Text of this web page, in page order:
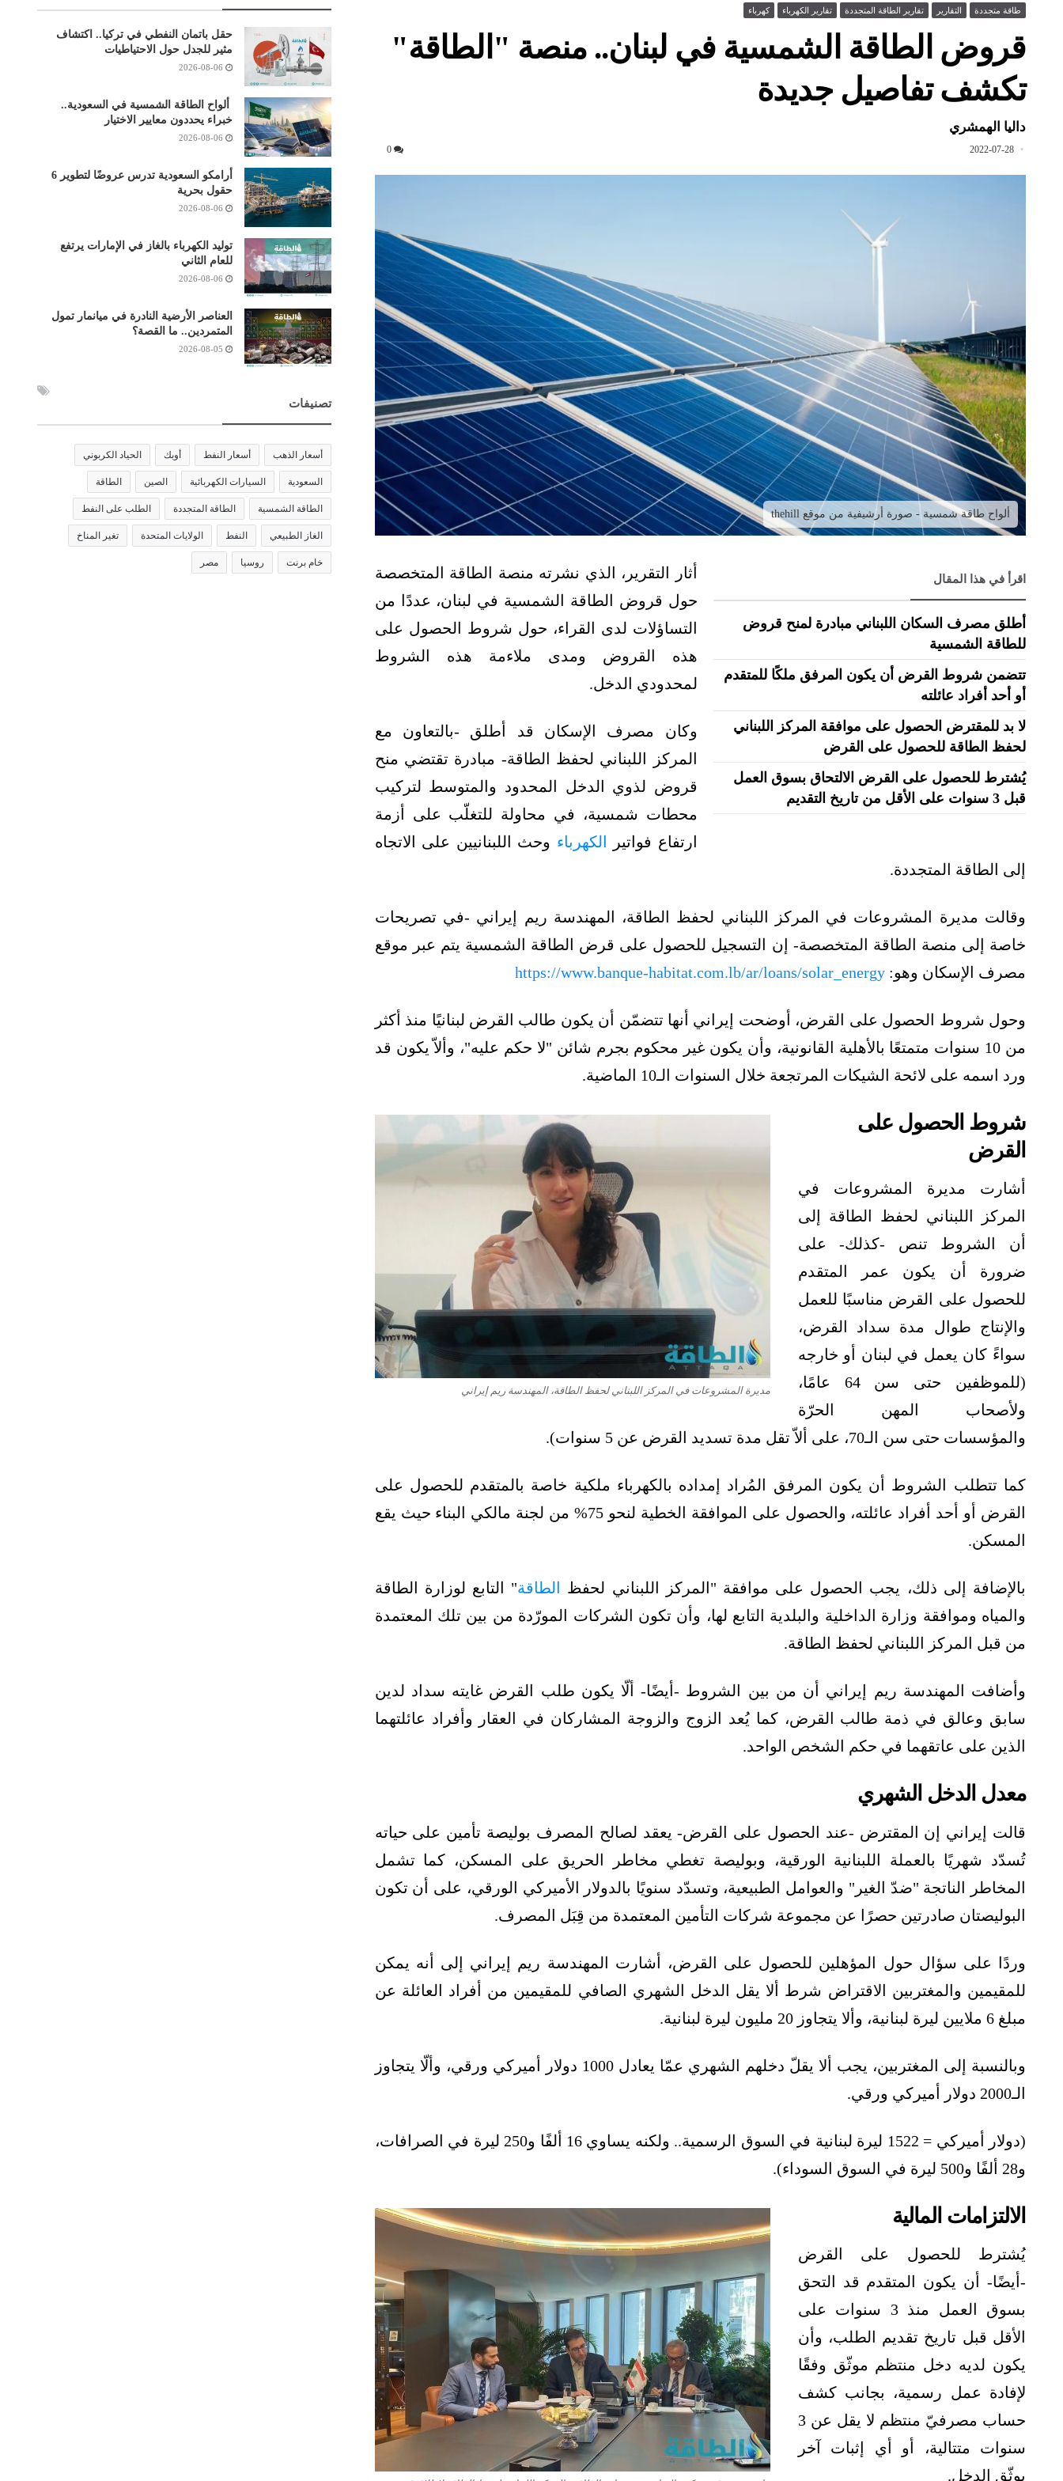
طاقة متجددة التقارير تقارير الطاقة المتجددة تقارير الكهرباء كهرباء
قروض الطاقة الشمسية في لبنان.. منصة "الطاقة"
تكشف تفاصيل جديدة
داليا الهمشري
2022-07-28
0
ألواح طاقة شمسية - صورة أرشيفية من موقع thehill
اقرأ في هذا المقال
أطلق مصرف السكان اللبناني مبادرة لمنح قروض
للطاقة الشمسية
تتضمن شروط القرض أن يكون المرفق ملكًا للمتقدم
أو أحد أفراد عائلته
لا بد للمقترض الحصول على موافقة المركز اللبناني
لحفظ الطاقة للحصول على القرض
يُشترط للحصول على القرض الالتحاق بسوق العمل
قبل 3 سنوات على الأقل من تاريخ التقديم
أثار التقرير، الذي نشرته منصة الطاقة المتخصصة
حول قروض الطاقة الشمسية في لبنان، عددًا من
التساؤلات لدى القراء، حول شروط الحصول على
هذه القروض ومدى ملاءمة هذه الشروط
لمحدودي الدخل.
وكان مصرف الإسكان قد أطلق -بالتعاون مع
المركز اللبناني لحفظ الطاقة- مبادرة تقتضي منح
قروض لذوي الدخل المحدود والمتوسط لتركيب
محطات شمسية، في محاولة للتغلّب على أزمة
ارتفاع فواتير الكهرباء وحث اللبنانيين على الاتجاه
إلى الطاقة المتجددة.
وقالت مديرة المشروعات في المركز اللبناني لحفظ الطاقة، المهندسة ريم إيراني -في تصريحات
خاصة إلى منصة الطاقة المتخصصة- إن التسجيل للحصول على قرض الطاقة الشمسية يتم عبر موقع
مصرف الإسكان وهو: https://www.banque-habitat.com.lb/ar/loans/solar_energy
وحول شروط الحصول على القرض، أوضحت إيراني أنها تتضمّن أن يكون طالب القرض لبنانيًا منذ أكثر
من 10 سنوات متمتعًا بالأهلية القانونية، وأن يكون غير محكوم بجرم شائن "لا حكم عليه"، وألاّ يكون قد
ورد اسمه على لائحة الشيكات المرتجعة خلال السنوات الـ10 الماضية.
مديرة المشروعات في المركز اللبناني لحفظ الطاقة، المهندسة ريم إيراني
شروط الحصول على
القرض
أشارت مديرة المشروعات في
المركز اللبناني لحفظ الطاقة إلى
أن الشروط تنص -كذلك- على
ضرورة أن يكون عمر المتقدم
للحصول على القرض مناسبًا للعمل
والإنتاج طوال مدة سداد القرض،
سواءً كان يعمل في لبنان أو خارجه
(للموظفين حتى سن 64 عامًا،
ولأصحاب المهن الحرّة
والمؤسسات حتى سن الـ70، على ألاّ تقل مدة تسديد القرض عن 5 سنوات).
كما تتطلب الشروط أن يكون المرفق المُراد إمداده بالكهرباء ملكية خاصة بالمتقدم للحصول على
القرض أو أحد أفراد عائلته، والحصول على الموافقة الخطية لنحو 75% من لجنة مالكي البناء حيث يقع
المسكن.
بالإضافة إلى ذلك، يجب الحصول على موافقة "المركز اللبناني لحفظ الطاقة" التابع لوزارة الطاقة
والمياه وموافقة وزارة الداخلية والبلدية التابع لها، وأن تكون الشركات المورّدة من بين تلك المعتمدة
من قبل المركز اللبناني لحفظ الطاقة.
وأضافت المهندسة ريم إيراني أن من بين الشروط -أيضًا- ألّا يكون طلب القرض غايته سداد لدين
سابق وعالق في ذمة طالب القرض، كما يُعد الزوج والزوجة المشاركان في العقار وأفراد عائلتهما
الذين على عاتقهما في حكم الشخص الواحد.
معدل الدخل الشهري
قالت إيراني إن المقترض -عند الحصول على القرض- يعقد لصالح المصرف بوليصة تأمين على حياته
تُسدّد شهريًا بالعملة اللبنانية الورقية، وبوليصة تغطي مخاطر الحريق على المسكن، كما تشمل
المخاطر الناتجة "ضدّ الغير" والعوامل الطبيعية، وتسدّد سنويًا بالدولار الأميركي الورقي، على أن تكون
البوليصتان صادرتين حصرًا عن مجموعة شركات التأمين المعتمدة من قِبَل المصرف.
وردًا على سؤال حول المؤهلين للحصول على القرض، أشارت المهندسة ريم إيراني إلى أنه يمكن
للمقيمين والمغتربين الاقتراض شرط ألا يقل الدخل الشهري الصافي للمقيمين من أفراد العائلة عن
مبلغ 6 ملايين ليرة لبنانية، وألا يتجاوز 20 مليون ليرة لبنانية.
وبالنسبة إلى المغتربين، يجب ألا يقلّ دخلهم الشهري عمّا يعادل 1000 دولار أميركي ورقي، وألّا يتجاوز
الـ2000 دولار أميركي ورقي.
(دولار أميركي = 1522 ليرة لبنانية في السوق الرسمية.. ولكنه يساوي 16 ألفًا و250 ليرة في الصرافات،
و28 ألفًا و500 ليرة في السوق السوداء).
الالتزامات المالية
يُشترط للحصول على القرض
-أيضًا- أن يكون المتقدم قد التحق
بسوق العمل منذ 3 سنوات على
الأقل قبل تاريخ تقديم الطلب، وأن
يكون لديه دخل منتظم موثّق وفقًا
لإفادة عمل رسمية، بجانب كشف
حساب مصرفيّ منتظم لا يقل عن 3
سنوات متتالية، أو أي إثبات آخر
يوثّق الدخل.
حقل باتمان النفطي في تركيا.. اكتشاف
مثير للجدل حول الاحتياطيات
2026-08-06
ألواح الطاقة الشمسية في السعودية..
خبراء يحددون معايير الاختيار
2026-08-06
أرامكو السعودية تدرس عروضًا لتطوير 6
حقول بحرية
2026-08-06
توليد الكهرباء بالغاز في الإمارات يرتفع
للعام الثاني
2026-08-06
العناصر الأرضية النادرة في ميانمار تمول
المتمردين.. ما القصة؟
2026-08-05
تصنيفات
أسعار الذهب أسعار النفط أوبك الحياد الكربوني
السعودية السيارات الكهربائية الصين الطاقة
الطاقة الشمسية الطاقة المتجددة الطلب على النفط
الغاز الطبيعي النفط الولايات المتحدة تغير المناخ
خام برنت روسيا مصر